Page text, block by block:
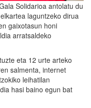
Solidarioa antolatu du
laguntzeko dirua
gaixotasun honi
arratsaldeko
eta 12 urte arteko
salmenta, internet
leihatilan
hasi baino egun bat